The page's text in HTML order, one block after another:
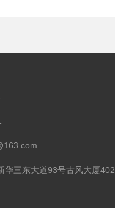
华三东大道93号古风大厦402